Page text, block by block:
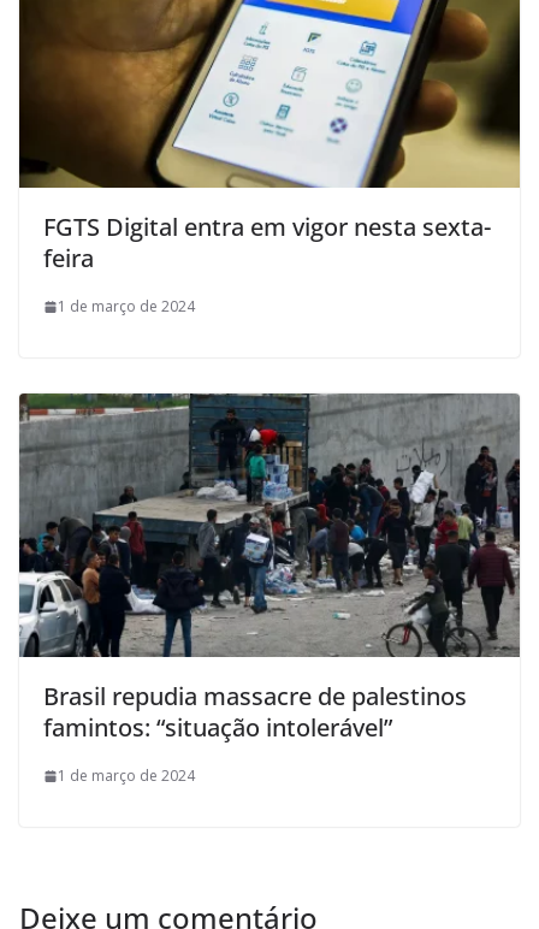
FGTS Digital entra em vigor nesta sexta-
feira
1 de março de 2024
Brasil repudia massacre de palestinos
famintos: “situação intolerável”
1 de março de 2024
Deixe um comentário